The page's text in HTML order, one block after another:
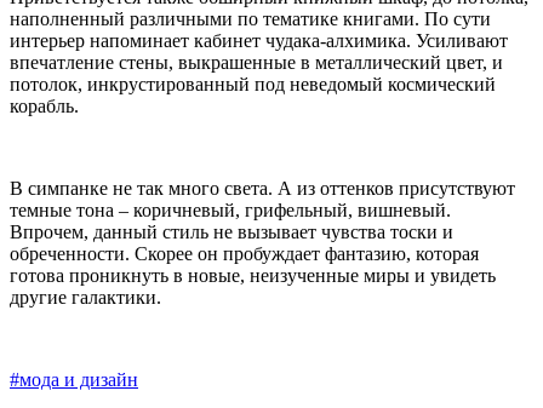
наполненный различными по тематике книгами. По сути
интерьер напоминает кабинет чудака-алхимика. Усиливают
впечатление стены, выкрашенные в металлический цвет, и
потолок, инкрустированный под неведомый космический
корабль.
В симпанке не так много света. А из оттенков присутствуют
темные тона – коричневый, грифельный, вишневый.
Впрочем, данный стиль не вызывает чувства тоски и
обреченности. Скорее он пробуждает фантазию, которая
готова проникнуть в новые, неизученные миры и увидеть
другие галактики.
#мода и дизайн